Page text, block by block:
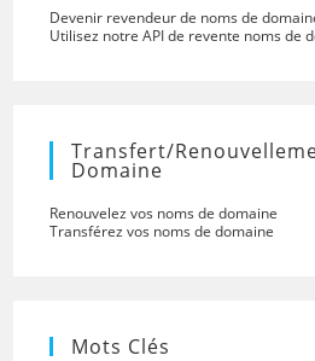
Devenir revendeur de noms de
Utilisez notre API de revente noms de
Transfert/
Domaine
Renouvelez vos noms de domaine
Transférez vos noms de domaine
Mots Clés